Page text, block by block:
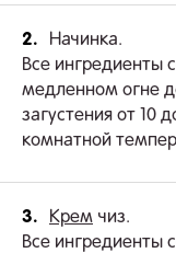
2.
Начинка.
Все ингредиенты
медленном огне
загустения от 10
комнатной
3. Крем чиз.
Все ингредиенты